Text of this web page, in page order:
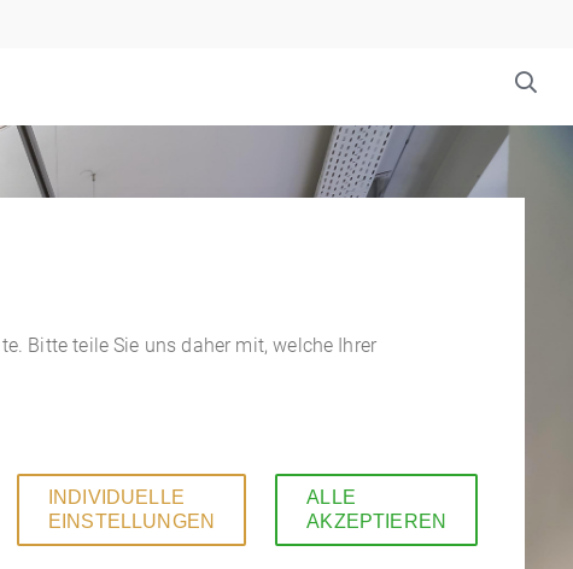
Bitte teile Sie uns daher mit, welche Ihrer
INDIVIDUELLE
EINSTELLUNGEN
ALLE
AKZEPTIEREN